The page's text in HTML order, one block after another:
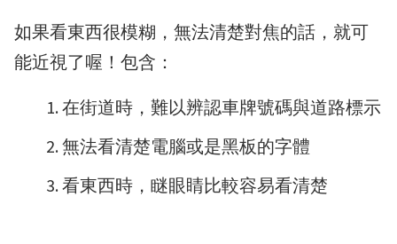
如果看東西很模糊，無法清楚對焦的話，就可
能近視了喔！包含：
在街道時，難以辨認車牌號碼與道路標示
無法看清楚電腦或是黑板的字體
看東西時，瞇眼睛比較容易看清楚